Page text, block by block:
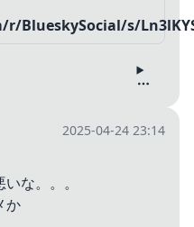
BlueskySocial/s/
2025-04-24 23:14
な。。。
か